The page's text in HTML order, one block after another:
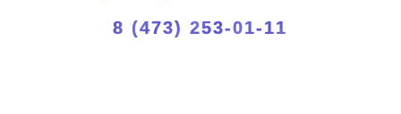
8 (473) 253-01-11